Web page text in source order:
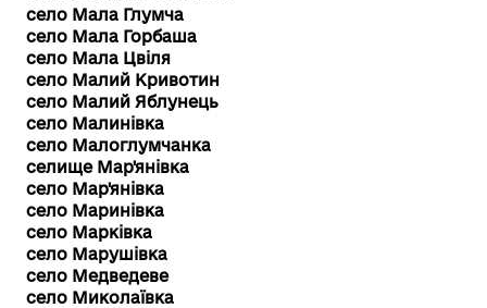
село Мала Глумча
село Мала Горбаша
село Мала Цвіля
село Малий Кривотин
село Малий Яблунець
село Малинівка
село Малоглумчанка
селище Мар'янівка
село Мар'янівка
село Маринівка
село Марківка
село Марушівка
село Медведеве
село Миколаївка